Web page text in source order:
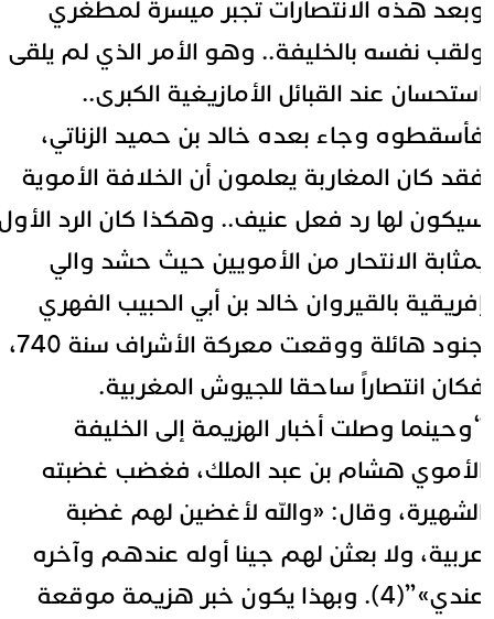
هذه الانتصارات تجبر ميسرة لمطغري
نفسه بالخليفة.. وهو الأمر الذي لم يلقى
عند القبائل الأمازيغية الكبرى..
وجاء بعده خالد بن حميد الزناتي،
كان المغاربة يعلمون أن الخلافة الأموية
لها رد فعل عنيف.. وهكذا كان الرد الأول
الانتحار من الأمويين حيث حشد والي
بالقيروان خالد بن أبي الحبيب الفهري
جنود هائلة ووقعت معركة الأشراف سنة 740،
انتصاراً ساحقا للجيوش المغربية.
وصلت أخبار الهزيمة إلى الخليفة
هشام بن عبد الملك، فغضب غضبته
وقال: «والله لأغضين لهم غضبة
ولا بعثن لهم جينا أوله عندهم وآخره
عندي»”(4). وبهذا يكون خبر هزيمة موقعة